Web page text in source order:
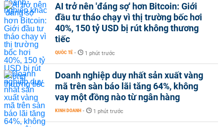
AI trở nên 'đáng sợ' hơn Bitcoin: Giới
đầu tư tháo chạy vì thị trường bốc hơi
40%, 150 tỷ USD bị rút không thương
tiếc
QUỐC TẾ - 1 phút trước
Doanh nghiệp duy nhất sản xuất vàng
mã trên sàn báo lãi tăng 64%, không
vay một đồng nào từ ngân hàng
KINH DOANH - 1 phút trước